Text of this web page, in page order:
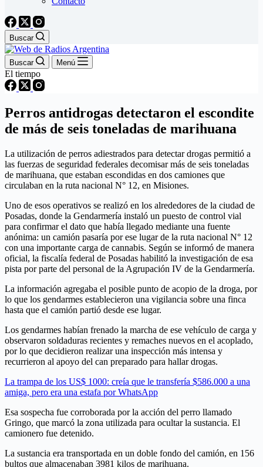
Buscar
Buscar Menú
El tiempo
Perros antidrogas detectaron el escondite
de más de seis toneladas de marihuana
La utilización de perros adiestrados para detectar drogas permitió a
las fuerzas de seguridad federales decomisar más de seis toneladas
de marihuana, que estaban escondidas en dos camiones que
circulaban en la ruta nacional N° 12, en Misiones.
Uno de esos operativos se realizó en los alrededores de la ciudad de
Posadas, donde la Gendarmería instaló un puesto de control vial
para confirmar el dato que había llegado mediante una fuente
anónima: un camión pasaría por ese lugar de la ruta nacional N° 12
con una importante carga de cannabis. Según se informó de manera
oficial, la fiscalía federal de Posadas habilitó la investigación de esa
pista por parte del personal de la Agrupación IV de la Gendarmería.
La información agregaba el posible punto de acopio de la droga, por
lo que los gendarmes establecieron una vigilancia sobre una finca
hasta que el camión partió desde ese lugar.
Los gendarmes habían frenado la marcha de ese vehículo de carga y
observaron soldaduras recientes y remaches nuevos en el acoplado,
por lo que decidieron realizar una inspección más intensa y
recurrieron al apoyo del can preparado para hallar drogas.
La trampa de los US$ 1000: creía que le transfería $586.000 a una
amiga, pero era una estafa por WhatsApp
Esa sospecha fue corroborada por la acción del perro llamado
Gringo, que marcó la zona utilizada para ocultar la sustancia. El
camionero fue detenido.
La sustancia era transportada en un doble fondo del camión, en 156
bultos que almacenaban 3981 kilos de marihuana.